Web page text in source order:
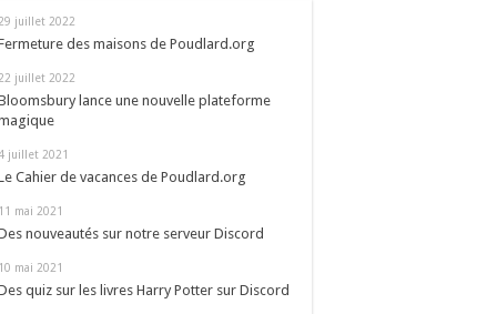
juillet 2022
des maisons de Poudlard.org
juillet 2022
lance une nouvelle plateforme
juillet 2021
Cahier de vacances de Poudlard.org
mai 2021
nouveautés sur notre serveur Discord
mai 2021
quiz sur les livres Harry Potter sur Discord